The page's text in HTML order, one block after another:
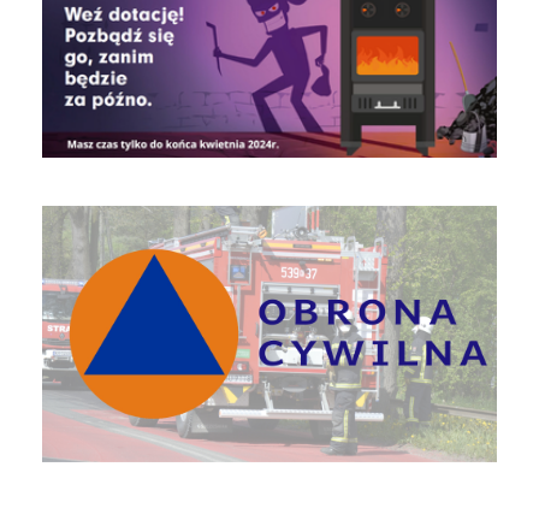
Obrona Cywilna